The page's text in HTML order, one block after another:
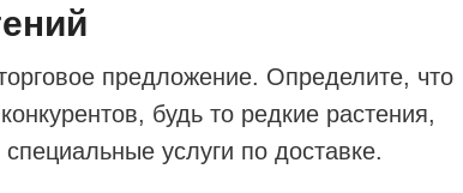
предложение. Определите, что
будь то редкие растения,
услуги по доставке.